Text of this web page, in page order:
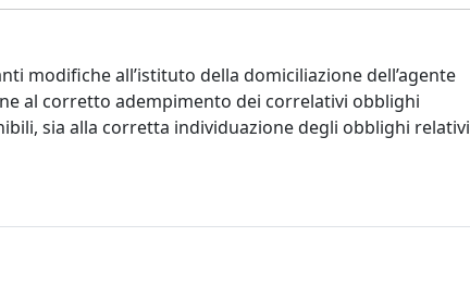
modifiche all’istituto della domiciliazione dell’agente
al corretto adempimento dei correlativi obblighi
sia alla corretta individuazione degli obblighi relativi